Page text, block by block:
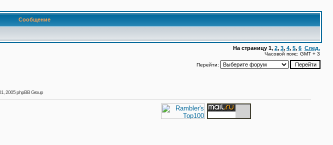
Сообщение
На страницу 1, 2, 3, 4, 5, 6 След.
Часовой пояс: GMT + 3
Перейти:
2005 phpBB Group